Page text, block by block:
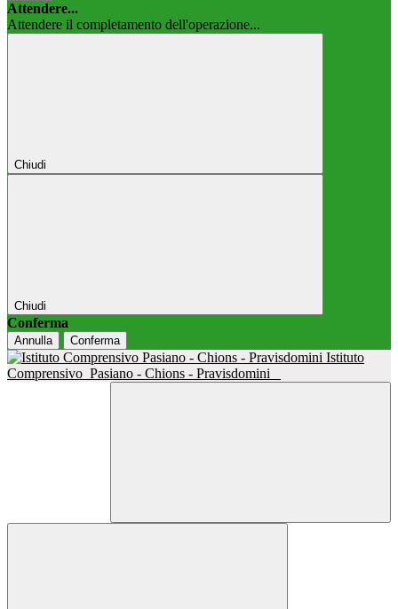
Attendere...
Attendere il completamento dell'operazione...
Chiudi
Chiudi
Conferma
Annulla Conferma
Istituto
Comprensivo Pasiano - Chions - Pravisdomini